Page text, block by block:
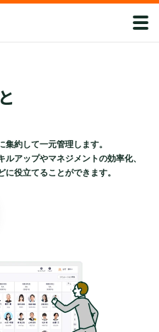
約して一元管理します。
アップやマネジメントの効率化、
役立てることができます。